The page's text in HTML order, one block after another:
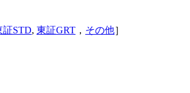
証STD, 東証GRT ， その他］